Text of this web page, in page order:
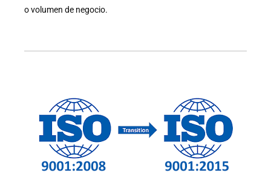
o volumen de negocio.